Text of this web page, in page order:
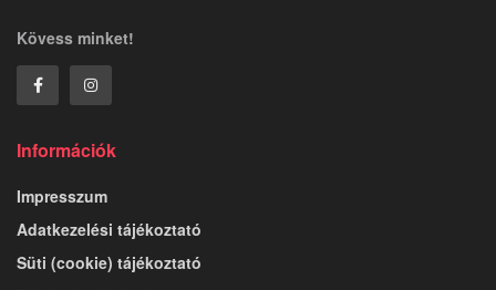
Kövess minket!
Információk
Impresszum
Adatkezelési tájékoztató
Süti (cookie) tájékoztató